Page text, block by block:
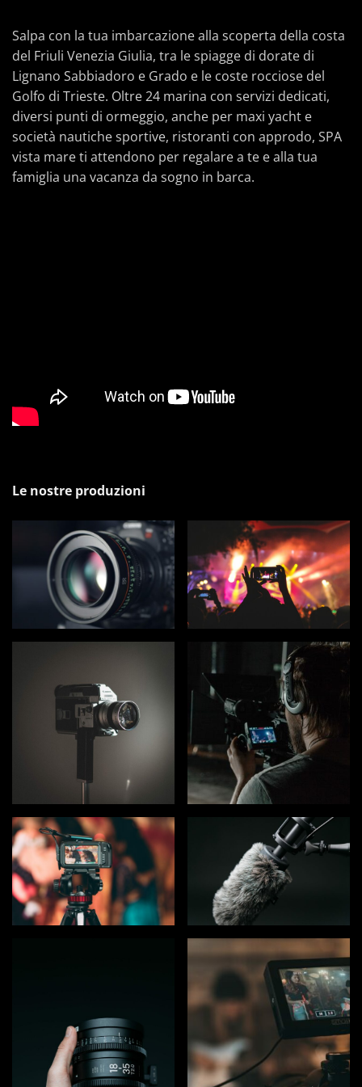
Salpa con la tua imbarcazione alla scoperta della costa
del Friuli Venezia Giulia, tra le spiagge di dorate di
Lignano Sabbiadoro e Grado e le coste rocciose del
Golfo di Trieste. Oltre 24 marina con servizi dedicati,
diversi punti di ormeggio, anche per maxi yacht e
società nautiche sportive, ristoranti con approdo, SPA
vista mare ti attendono per regalare a te e alla tua
famiglia una vacanza da sogno in barca.
Le nostre produzioni